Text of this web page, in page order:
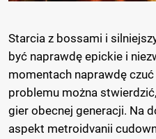
Starcia z bossami i
być naprawdę epickie i
momentach naprawdę
problemu można
gier obecnej generacji. Na
aspekt metroidvanii